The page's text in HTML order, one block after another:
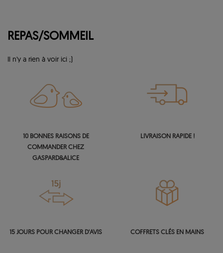
REPAS/SOMMEIL
Il n'y a rien à voir ici ;)
10 BONNES RAISONS DE
COMMANDER CHEZ
GASPARD&ALICE
LIVRAISON RAPIDE !
15 JOURS POUR CHANGER D'AVIS COFFRETS CLÉS EN MAINS